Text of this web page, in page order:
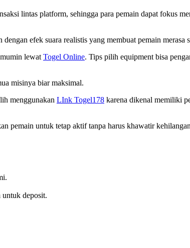
lintas platform, sehingga para pemain dapat fokus
efek suara realistis yang membuat pemain merasa
lewat Togel Online. Tips pilih equipment bisa
misinya biar maksimal.
menggunakan LInk Togel178 karena dikenal memiliki
pemain untuk tetap aktif tanpa harus khawatir
deposit.